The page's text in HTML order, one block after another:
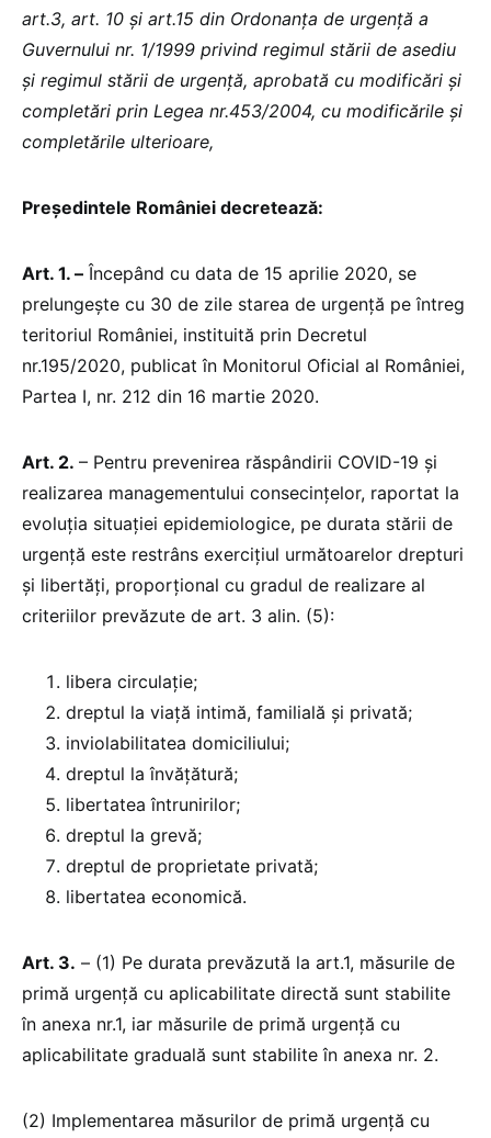
art.3, art. 10 și art.15 din Ordonanța de urgență a
Guvernului nr. 1/1999 privind regimul stării de asediu
și regimul stării de urgență, aprobată cu modificări și
completări prin Legea nr.453/2004, cu modificările și
completările ulterioare,
Președintele României decretează:
Art. 1. – Începând cu data de 15 aprilie 2020, se
prelungește cu 30 de zile starea de urgență pe întreg
teritoriul României, instituită prin Decretul
nr.195/2020, publicat în Monitorul Oficial al României,
Partea I, nr. 212 din 16 martie 2020.
Art. 2. – Pentru prevenirea răspândirii COVID-19 și
realizarea managementului consecințelor, raportat la
evoluția situației epidemiologice, pe durata stării de
urgență este restrâns exercițiul următoarelor drepturi
şi libertăți, proporțional cu gradul de realizare al
criteriilor prevăzute de art. 3 alin. (5):
libera circulație;
dreptul la viață intimă, familială și privată;
inviolabilitatea domiciliului;
dreptul la învățătură;
libertatea întrunirilor;
dreptul la grevă;
dreptul de proprietate privată;
libertatea economică.
Art. 3. – (1) Pe durata prevăzută la art.1, măsurile de
primă urgență cu aplicabilitate directă sunt stabilite
în anexa nr.1, iar măsurile de primă urgență cu
aplicabilitate graduală sunt stabilite în anexa nr. 2.
(2) Implementarea măsurilor de primă urgență cu